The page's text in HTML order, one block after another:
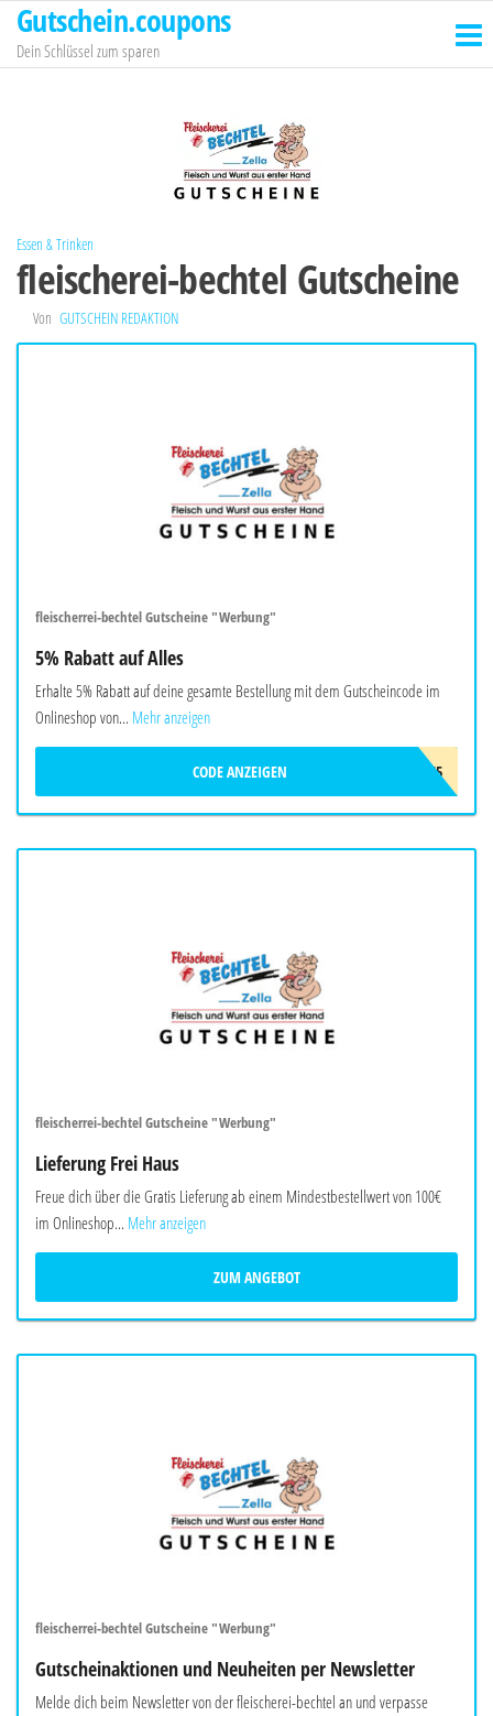
Zum
Inhalt
springen
Gutschein.coupons
Dein Schlüssel zum sparen
Essen & Trinken
fleischerei-bechtel Gutscheine
Von GUTSCHEIN REDAKTION
fleischerrei-bechtel Gutscheine "Werbung"
5% Rabatt auf Alles
Erhalte 5% Rabatt auf deine gesamte Bestellung mit dem Gutscheincode im
Onlineshop von... Mehr anzeigen
SPARE5
CODE ANZEIGEN
fleischerrei-bechtel Gutscheine "Werbung"
Lieferung Frei Haus
Freue dich über die Gratis Lieferung ab einem Mindestbestellwert von 100€
im Onlineshop... Mehr anzeigen
ZUM ANGEBOT
fleischerrei-bechtel Gutscheine "Werbung"
Gutscheinaktionen und Neuheiten per Newsletter
Melde dich beim Newsletter von der fleischerei-bechtel an und verpasse